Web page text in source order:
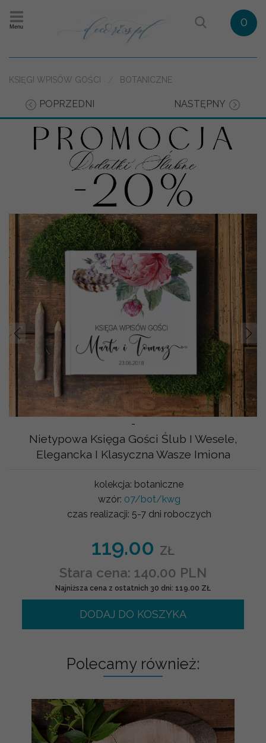
Menu 0
KSIĘGI WPISÓW GOŚCI BOTANICZNE
POPRZEDNI NASTĘPNY
-
Prev
Nietypowa Księga Gości Ślub I Wesele,
Elegancka I Klasyczna Wasze Imiona
kolekcja: botaniczne
wzór: 07/bot/kwg
czas realizacji: 5-7 dni roboczych
119.00 ZŁ
Stara cena: 140.00 PLN
Najniższa cena z ostatnich 30 dni: 119.00 ZŁ
DODAJ DO KOSZYKA
Polecamy również: